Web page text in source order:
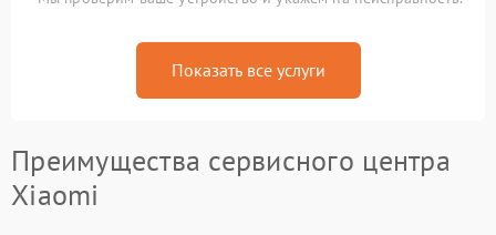
Показать все услуги
Преимущества сервисного центра
Xiaomi